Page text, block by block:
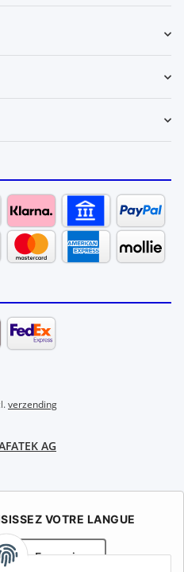
verzending
AG
VOTRE LANGUE
Français